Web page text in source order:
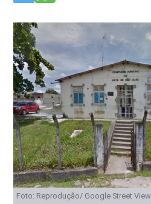
Foto: Reprodução/ Google Street View